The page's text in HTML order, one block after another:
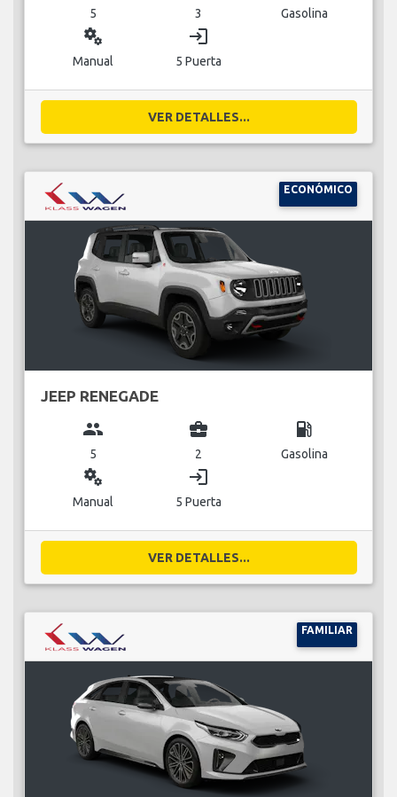
5 3 Gasolina
miscellaneous_services
Manual
login
5 Puerta
VER DETALLES...
ECONÓMICO
JEEP RENEGADE
group
5
business_center
2
local_gas_station
Gasolina
miscellaneous_services
Manual
login
5 Puerta
VER DETALLES...
FAMILIAR